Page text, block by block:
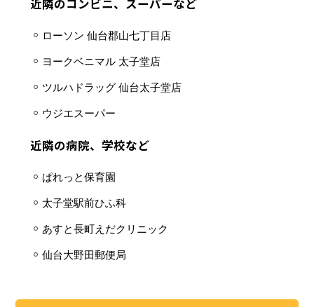
ローソン 仙台郡山七丁目店
ヨークベニマル 太子堂店
ツルハドラッグ 仙台太子堂店
ウジエスーパー
近隣の病院、学校など
ぱれっと保育園
太子堂駅前ひふ科
あすと長町えだクリニック
仙台大野田郵便局